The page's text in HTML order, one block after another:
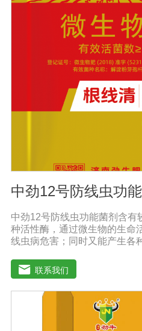
是大量元素水溶性肥料的主要
重、早熟、高产果树、瓜类、
喷洒可以增加果实，提前成熟
物可以使抽穗整齐，重量显著
防涝、防虫。风灾后，喷洒能
病虫害，与农药混合喷洒，病
中劲12号防线虫功
中劲12号防线虫功能菌剂含有
种活性酶，通过微生物的生命
线虫病危害；同时又能产生各
并且能产生抗生素，系统防伪
进植物生长。【产品功能】 1
寄生作用，并释放出对线虫、
的化学物质，再辅助特殊增效
和作物真菌、细菌病害。不仅
根结线虫、胞囊线虫、茎线虫
联系我们